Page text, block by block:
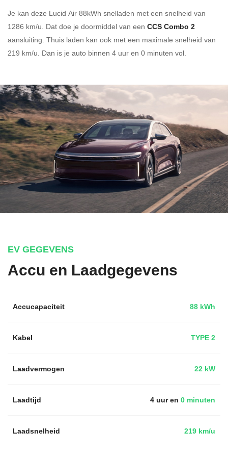
Je kan deze Lucid Air 88kWh snelladen met een snelheid van
1286 km/u. Dat doe je doormiddel van een CCS Combo 2
aansluiting. Thuis laden kan ook met een maximale snelheid van
219 km/u. Dan is je auto binnen 4 uur en 0 minuten vol.
EV GEGEVENS
Accu en Laadgegevens
Accucapaciteit 88 kWh
Kabel TYPE 2
Laadvermogen 22 kW
Laadtijd 4 uur en 0 minuten
Laadsnelheid 219 km/u